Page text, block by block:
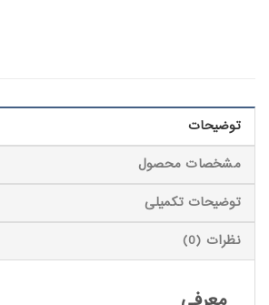
توضیحات
مشخصات محصول
توضیحات تکمیلی
نظرات (0)